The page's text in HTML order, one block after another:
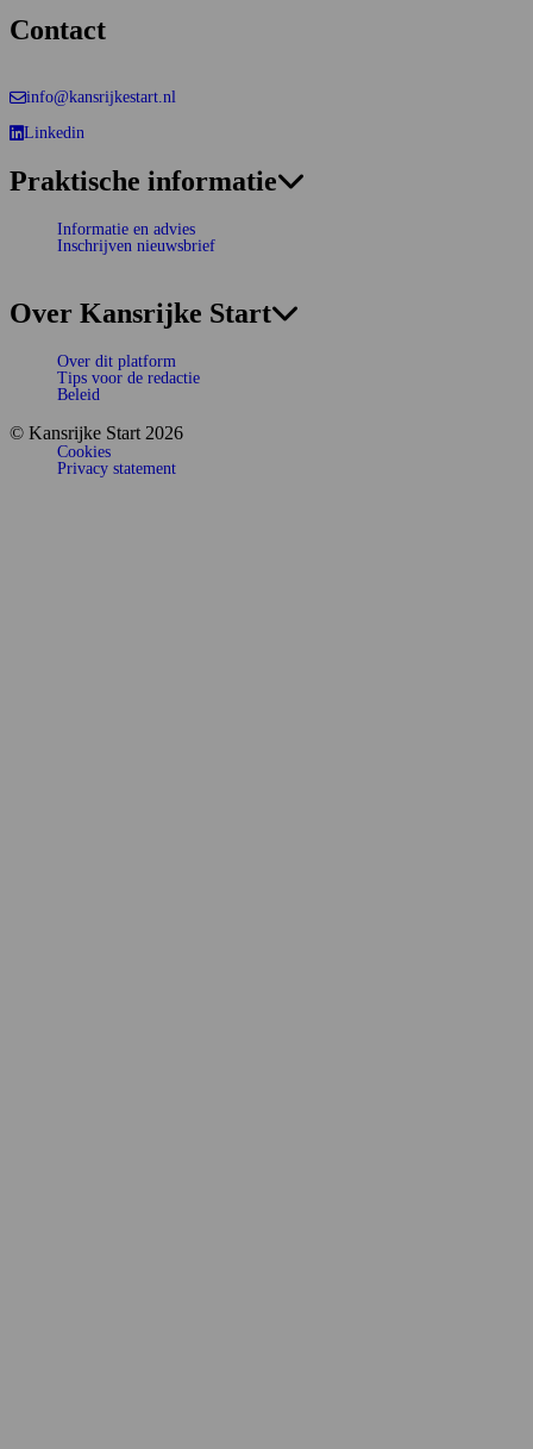
Contact
info@kansrijkestart.nl
Linkedin
Deze link gaat naar een externe website.
Praktische informatie
Informatie en advies
Inschrijven nieuwsbrief
Over Kansrijke Start
Over dit platform
Tips voor de redactie
Beleid
© Kansrijke Start 2026
Cookies
Privacy statement